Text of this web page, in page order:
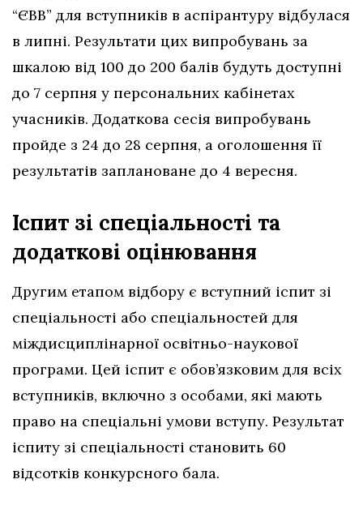
“ЄВВ” для вступників в аспірантуру відбулася
в липні. Результати цих випробувань за
шкалою від 100 до 200 балів будуть доступні
до 7 серпня у персональних кабінетах
учасників. Додаткова сесія випробувань
пройде з 24 до 28 серпня, а оголошення її
результатів заплановане до 4 вересня.
Іспит зі спеціальності та
додаткові оцінювання
Другим етапом відбору є вступний іспит зі
спеціальності або спеціальностей для
міждисциплінарної освітньо-наукової
програми. Цей іспит є обов’язковим для всіх
вступників, включно з особами, які мають
право на спеціальні умови вступу. Результат
іспиту зі спеціальності становить 60
відсотків конкурсного бала.